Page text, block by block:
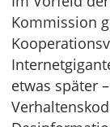
Kommission
etwas später